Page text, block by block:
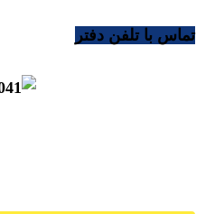
تماس با تلفن دفتر